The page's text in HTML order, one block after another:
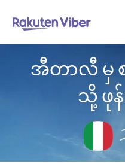
အီတာလီ မှ
သို့ ဖုန်